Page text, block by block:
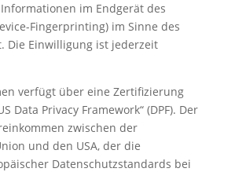
im Endgerät des
Fingerprinting) im Sinne des
Die Einwilligung ist jederzeit
verfügt über eine Zertifizierung
Data Privacy Framework“ (DPF). Der
zwischen der
und den USA, der die
Datenschutzstandards bei